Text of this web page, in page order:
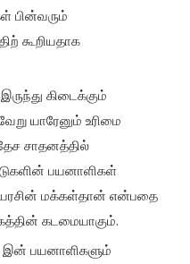
பின்வரும்
கூறியதாக
கிடைக்கும்
யாரேனும் உரிமை
சாதனத்தில்
பயனாளிகள்
மக்கள்தான் என்பதை
கடமையாகும்.
இன் பயனாளிகளும்